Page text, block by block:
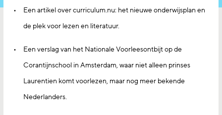
Een artikel over curriculum.nu: het nieuwe onderwijsplan en
de plek voor lezen en literatuur.
Een verslag van het Nationale Voorleesontbijt op de
Corantijnschool in Amsterdam, waar niet alleen prinses
Laurentien komt voorlezen, maar nog meer bekende
Nederlanders.